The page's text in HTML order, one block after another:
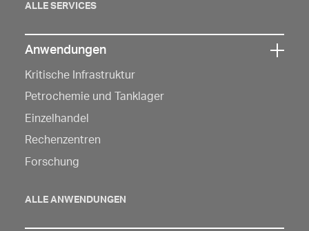
ALLE SERVICES
Sie
hier,
um
die
Anwendungen
Kritische Infrastruktur
Petrochemie und Tanklager
Einzelhandel
Rechenzentren
Forschung
ALLE ANWENDUNGEN